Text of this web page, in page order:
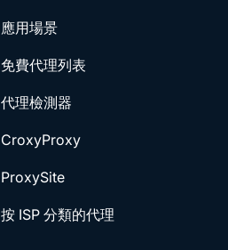
應用場景
免費代理列表
代理檢測器
CroxyProxy
ProxySite
按 ISP 分類的代理